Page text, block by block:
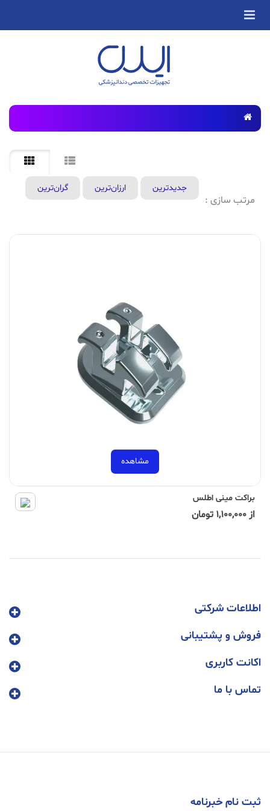
مرتب سازی :
جدید‌ترین ارزان‌ترین گران‌ترین
مشاهده
براکت مینی اطلس
از 1,100,000 تومان
اطلاعات شرکتی
فروش و پشتیبانی
اکانت کاربری
تماس با ما
ثبت نام خبرنامه